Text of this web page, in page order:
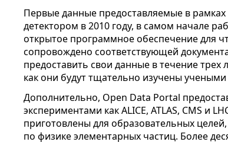
Первые данные предоставляемые в
детектором в 2010 году, в самом начале
открытое программное обеспечение для
сопровождено соответствующей
предоставить свои данные в течение трех
как они будут тщательно изучены
Дополнительно, Open Data Portal
экспериментами как ALICE, ATLAS, CMS и
приготовлены для образовательных
по физике элементарных частиц. Более